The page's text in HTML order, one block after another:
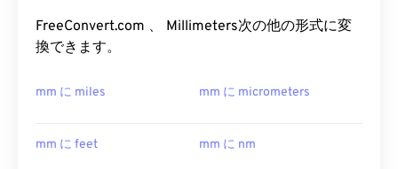
FreeConvert.com 、 Millimeters次の他の形式に変
換できます。
mm に miles mm に micrometers
mm に feet mm に nm